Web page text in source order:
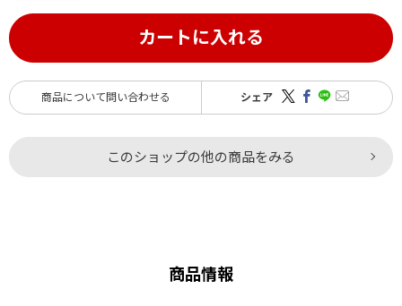
カートに入れる
商品について問い合わせる シェア
このショップの他の商品をみる
商品情報